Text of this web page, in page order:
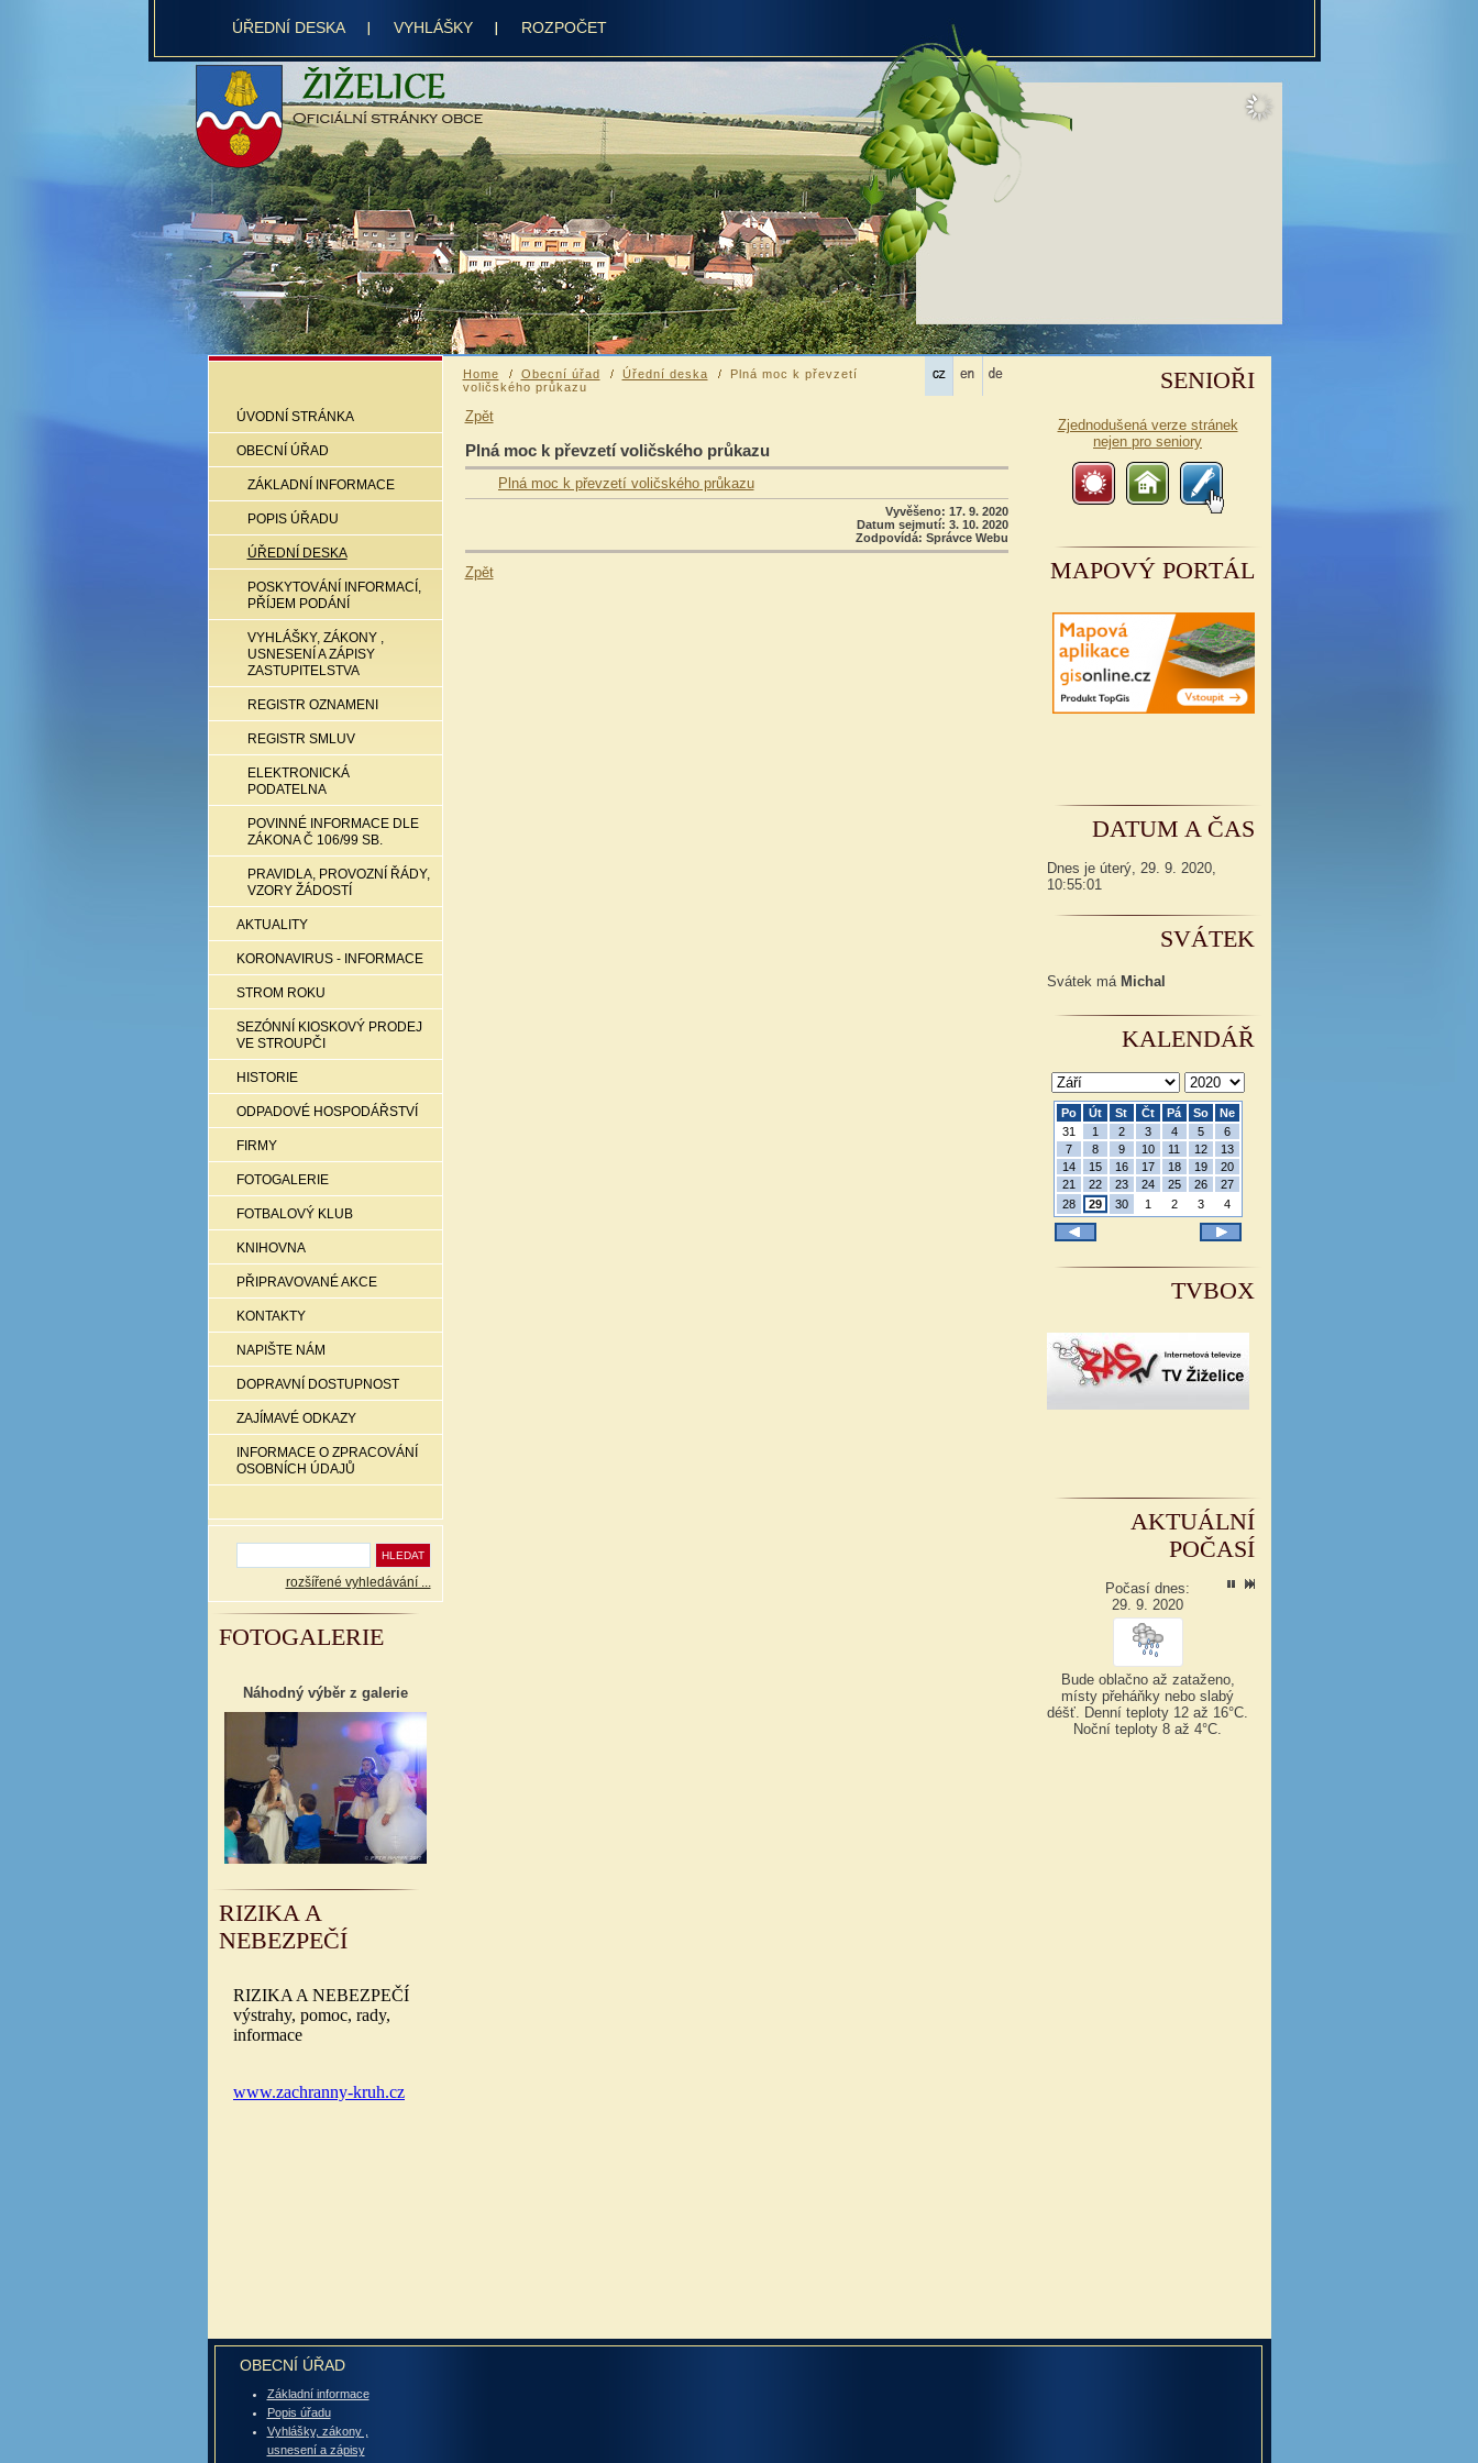
ÚŘEDNÍ DESKA VYHLÁŠKY ROZPOČET
ÚVODNÍ STRÁNKA
OBECNÍ ÚŘAD
ZÁKLADNÍ INFORMACE
POPIS ÚŘADU
ÚŘEDNÍ DESKA
POSKYTOVÁNÍ INFORMACÍ,
PŘÍJEM PODÁNÍ
VYHLÁŠKY, ZÁKONY ,
USNESENÍ A ZÁPISY
ZASTUPITELSTVA
REGISTR OZNAMENI
REGISTR SMLUV
ELEKTRONICKÁ
PODATELNA
POVINNÉ INFORMACE DLE
ZÁKONA Č 106/99 SB.
PRAVIDLA, PROVOZNÍ ŘÁDY,
VZORY ŽÁDOSTÍ
AKTUALITY
KORONAVIRUS - INFORMACE
STROM ROKU
SEZÓNNÍ KIOSKOVÝ PRODEJ
VE STROUPČI
HISTORIE
ODPADOVÉ HOSPODÁŘSTVÍ
FIRMY
FOTOGALERIE
FOTBALOVÝ KLUB
KNIHOVNA
PŘIPRAVOVANÉ AKCE
KONTAKTY
NAPIŠTE NÁM
DOPRAVNÍ DOSTUPNOST
ZAJÍMAVÉ ODKAZY
INFORMACE O ZPRACOVÁNÍ
OSOBNÍCH ÚDAJŮ
rozšířené vyhledávání ...
FOTOGALERIE
Náhodný výběr z galerie
RIZIKA A
NEBEZPEČÍ
Home Obecní úřad Úřední deska
Plná moc k převzetí
voličského průkazu
Zpět
Plná moc k převzetí voličského průkazu
Plná moc k převzetí voličského průkazu
Vyvěšeno: 17. 9. 2020
Datum sejmutí: 3. 10. 2020
Zodpovídá: Správce Webu
Zpět
SENIOŘI
Zjednodušená verze stránek
nejen pro seniory
MAPOVÝ PORTÁL
DATUM A ČAS
Dnes je úterý, 29. 9. 2020,
10:55:02
SVÁTEK
Svátek má Michal
KALENDÁŘ
Po Út St Čt Pá So
Ne
31
1 2 3 4 5
6
7
8 9 10 11 12
13
14
15 16 17 18 19
20
21
22 23 24 25 26
27
28
29 30 1 2 3 4
TVBOX
AKTUÁLNÍ
POČASÍ
Počasí dnes:
29. 9. 2020
Bude oblačno až zataženo,
místy přeháňky nebo slabý
déšť. Denní teploty 12 až 16°C.
Noční teploty 8 až 4°C.
OBECNÍ ÚŘAD
Základní informace
Popis úřadu
Vyhlášky, zákony ,
usnesení a zápisy